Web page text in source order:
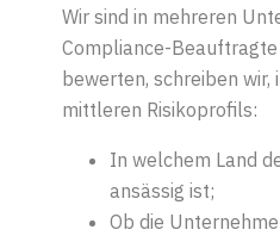
Wir sind in mehreren
Compliance-
bewerten, schreiben wir,
mittleren Risikoprofils:
In welchem Land
ansässig ist;
O b die